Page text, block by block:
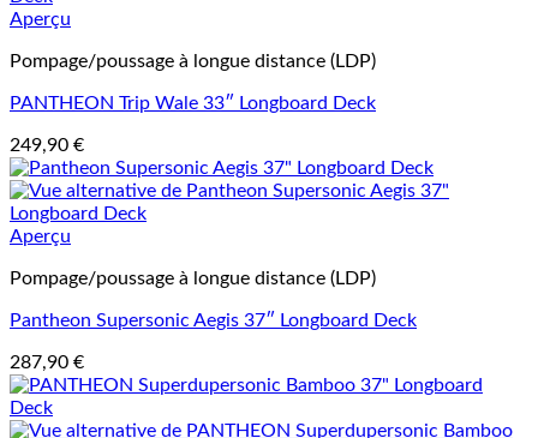
Aperçu
Pompage/poussage à longue distance (LDP)
PANTHEON Trip Wale 33″ Longboard Deck
249,90 €
Aperçu
Pompage/poussage à longue distance (LDP)
Pantheon Supersonic Aegis 37″ Longboard Deck
287,90 €